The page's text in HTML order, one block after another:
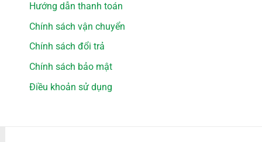
Hướng dẫn thanh toán
Chính sách vận chuyển
Chính sách đổi trả
Chính sách bảo mật
Điều khoản sử dụng